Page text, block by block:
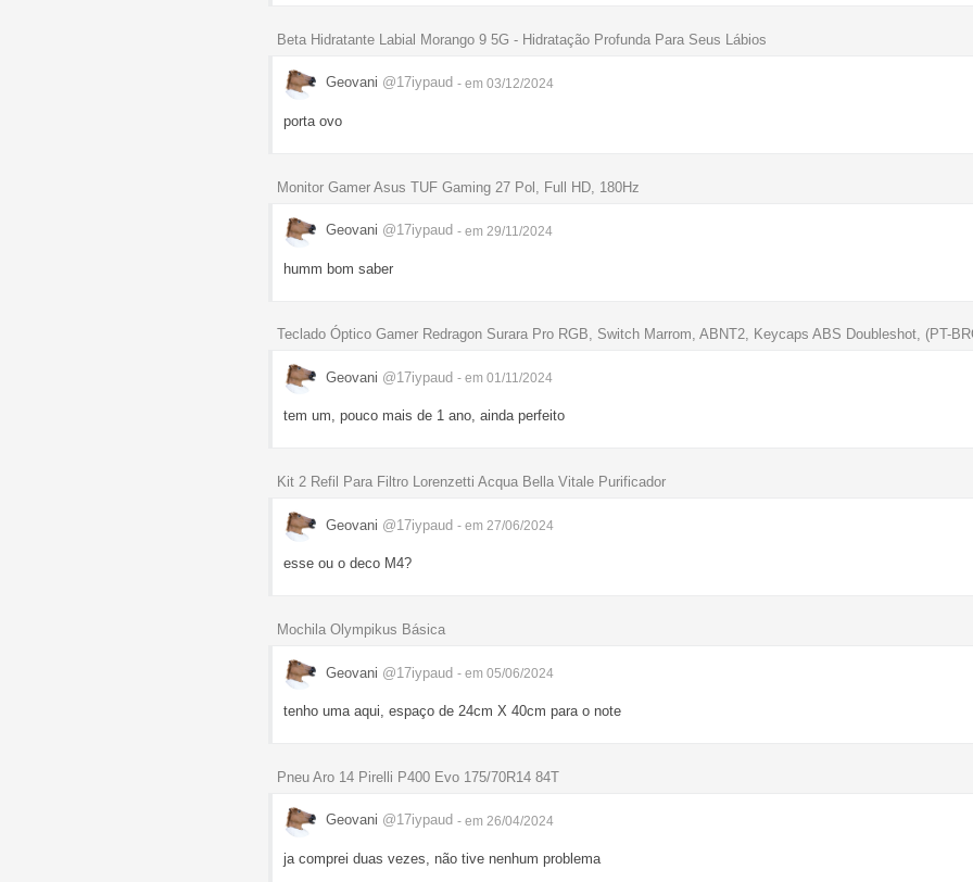
Beta Hidratante Labial Morango 9 5G - Hidratação Profunda Para Seus Lábios
Geovani @17iypaud - em 03/12/2024
porta ovo
Monitor Gamer Asus TUF Gaming 27 Pol, Full HD, 180Hz
Geovani @17iypaud - em 29/11/2024
humm bom saber
Teclado Óptico Gamer Redragon Surara Pro RGB, Switch Marrom, ABNT2, Keycaps ABS Doubleshot, (PT-
Geovani @17iypaud - em 01/11/2024
tem um, pouco mais de 1 ano, ainda perfeito
Kit 2 Refil Para Filtro Lorenzetti Acqua Bella Vitale Purificador
Geovani @17iypaud - em 27/06/2024
esse ou o deco M4?
Mochila Olympikus Básica
Geovani @17iypaud - em 05/06/2024
tenho uma aqui, espaço de 24cm X 40cm para o note
Pneu Aro 14 Pirelli P400 Evo 175/70R14 84T
Geovani @17iypaud - em 26/04/2024
ja comprei duas vezes, não tive nenhum problema